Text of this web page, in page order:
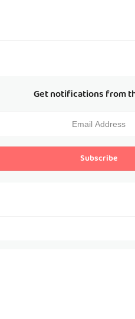
Get notifications from
Subscribe